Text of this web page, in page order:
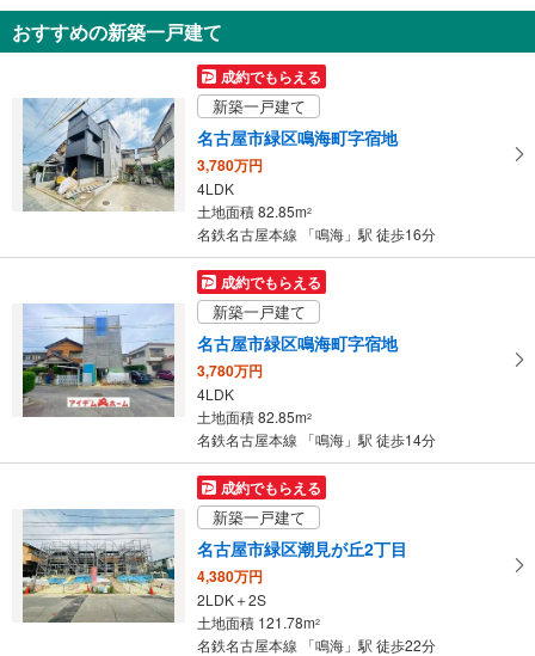
知
を
け
る
・
条
イ
ペ
ー
ジ
に
存
る
おすすめの新築一戸建て
成約でもらえる
新築一戸建て
名古屋市緑区鳴海町字宿地
3,780万円
4LDK
土地面積 82.85m2
名鉄名古屋本線 「鳴海」駅 徒歩16分
成約でもらえる
新築一戸建て
名古屋市緑区鳴海町字宿地
3,780万円
4LDK
土地面積 82.85m2
名鉄名古屋本線 「鳴海」駅 徒歩14分
成約でもらえる
新築一戸建て
名古屋市緑区潮見が丘2丁目
4,380万円
2LDK＋2S
土地面積 121.78m2
名鉄名古屋本線 「鳴海」駅 徒歩22分